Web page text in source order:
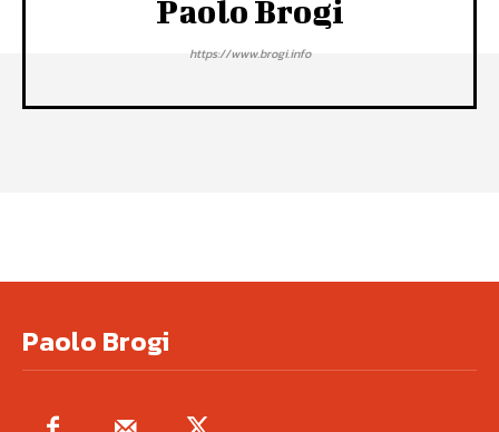
Paolo Brogi
https://www.brogi.info
Paolo Brogi